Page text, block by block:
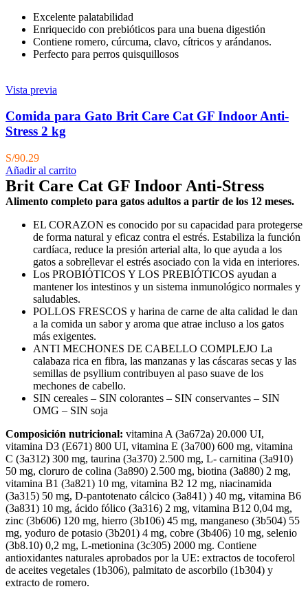
Excelente palatabilidad
Enriquecido con prebióticos para una buena digestión
Contiene romero, cúrcuma, clavo, cítricos y arándanos.
Perfecto para perros quisquillosos
Vista previa
Comida para Gato Brit Care Cat GF Indoor Anti-
Stress 2 kg
S/90.29
Añadir al carrito
Brit Care Cat GF Indoor Anti-Stress
Alimento completo para gatos adultos a partir de los 12 meses.
EL CORAZON es conocido por su capacidad para protegerse
de forma natural y eficaz contra el estrés. Estabiliza la función
cardíaca, reduce la presión arterial alta, lo que ayuda a los
gatos a sobrellevar el estrés asociado con la vida en interiores.
Los PROBIÓTICOS Y LOS PREBIÓTICOS ayudan a
mantener los intestinos y un sistema inmunológico normales y
saludables.
POLLOS FRESCOS y harina de carne de alta calidad le dan
a la comida un sabor y aroma que atrae incluso a los gatos
más exigentes.
ANTI MECHONES DE CABELLO COMPLEJO La
calabaza rica en fibra, las manzanas y las cáscaras secas y las
semillas de psyllium contribuyen al paso suave de los
mechones de cabello.
SIN cereales – SIN colorantes – SIN conservantes – SIN
OMG – SIN soja
Composición nutricional: vitamina A (3a672a) 20.000 UI,
vitamina D3 (E671) 800 UI, vitamina E (3a700) 600 mg, vitamina
C (3a312) 300 mg, taurina (3a370) 2.500 mg, L- carnitina (3a910)
50 mg, cloruro de colina (3a890) 2.500 mg, biotina (3a880) 2 mg,
vitamina B1 (3a821) 10 mg, vitamina B2 12 mg, niacinamida
(3a315) 50 mg, D-pantotenato cálcico (3a841) ) 40 mg, vitamina B6
(3a831) 10 mg, ácido fólico (3a316) 2 mg, vitamina B12 0,04 mg,
zinc (3b606) 120 mg, hierro (3b106) 45 mg, manganeso (3b504) 55
mg, yoduro de potasio (3b201) 4 mg, cobre (3b406) 10 mg, selenio
(3b8.10) 0,2 mg, L-metionina (3c305) 2000 mg. Contiene
antioxidantes naturales aprobados por la UE: extractos de tocoferol
de aceites vegetales (1b306), palmitato de ascorbilo (1b304) y
extracto de romero.